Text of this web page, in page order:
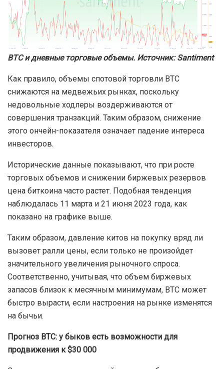
BTC и дневные торговые объемы. Источник: Santiment
Как правило, объемы спотовой торговли BTC
снижаются на медвежьих рынках, поскольку
недовольные ходлеры воздерживаются от
совершения транзакций. Таким образом, снижение
этого ончейн-показателя означает падение интереса
инвесторов.
Исторические данные показывают, что при росте
торговых объемов и снижении биржевых резервов
цена биткоина часто растет. Подобная тенденция
наблюдалась 11 марта и 21 июня 2023 года, как
показано на графике выше.
Таким образом, давление китов на покупку вряд ли
вызовет ралли цены, если только не произойдет
значительного увеличения рыночного спроса.
Соответственно, учитывая, что объем биржевых
запасов близок к месячным минимумам, BTC может
быстро вырасти, если настроения на рынке изменятся
на бычьи.
Прогноз BTC: у быков есть возможности для
продвижения к $30 000